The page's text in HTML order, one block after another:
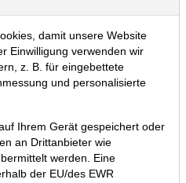
07 / 2021:
Aktien und
GmbH
damit unsere Website
Einwilligung verwenden wir
z. B. für eingebettete
und personalisierte
Ihrem Gerät gespeichert oder
an Drittanbieter wie
werden. Eine
der EU/des EWR